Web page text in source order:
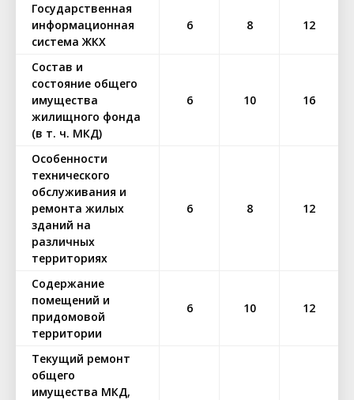
Государственная
информационная
система ЖКХ
6 8 12
Состав и
состояние общего
имущества
жилищного фонда
(в т. ч. МКД)
6 10 16
Особенности
технического
обслуживания и
ремонта жилых
зданий на
различных
территориях
6 8 12
Содержание
помещений и
придомовой
территории
6 10 12
Текущий ремонт
общего
имущества МКД,